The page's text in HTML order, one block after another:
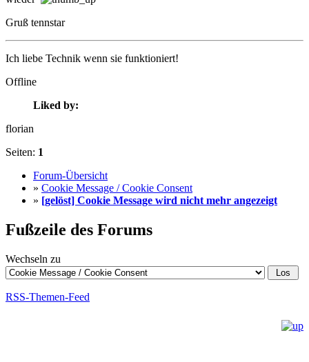
Gruß tennstar
Ich liebe Technik wenn sie funktioniert!
Offline
Liked by:
florian
Seiten: 1
Forum-Übersicht
» Cookie Message / Cookie Consent
» [gelöst] Cookie Message wird nicht mehr angezeigt
Fußzeile des Forums
Wechseln zu
RSS-Themen-Feed